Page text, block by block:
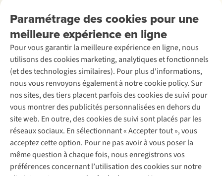
Paramétrage des cookies pour une
meilleure expérience en ligne
Pour vous garantir la meilleure expérience en ligne, nous
utilisons des cookies marketing, analytiques et fonctionnels
(et des technologies similaires). Pour plus d'informations,
nous vous renvoyons également à notre cookie policy. Sur
nos sites, des tiers placent parfois des cookies de suivi pour
vous montrer des publicités personnalisées en dehors du
site web. En outre, des cookies de suivi sont placés par les
réseaux sociaux. En sélectionnant « Accepter tout », vous
acceptez cette option. Pour ne pas avoir à vous poser la
même question à chaque fois, nous enregistrons vos
préférences concernant l’utilisation des cookies sur notre
Retourner
Rétractation d'une commande
Entretien & réparations
Garantie
Contactez-nous
Entreprise responsable
À propos d’Ayacucho
Nos magasins
À propos d’A.S.Adventure
Déclaration d'accessibilité
Location / Location sports d’hiver
Seconde-main
Entretien de ski
Service de lavage
Entretien de chaussures
Réparation de chaussures
Réparation de vêtements
Retouches
Pour les entreprises
Découvrez
A.S.Magazine
Explore Camp
Expertise & conseils
Abonnez-vous à la newsletter
Suivez-nous